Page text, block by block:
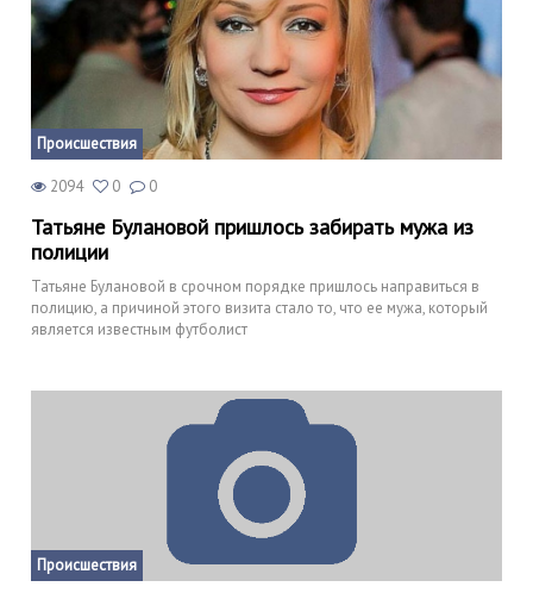
Происшествия
2094 0 0
Татьяне Булановой пришлось забирать мужа из
полиции
Татьяне Булановой в срочном порядке пришлось направиться в
полицию, а причиной этого визита стало то, что ее мужа, который
является известным футболист
Происшествия